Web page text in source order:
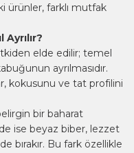
ürünler, farklı mutfak
elde edilir; temel
ayrılmasıdır.
kokusunu ve tat profilini
bir baharat
ise beyaz biber, lezzet
bırakır. Bu fark özellikle